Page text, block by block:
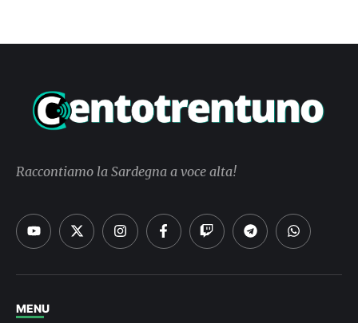
Raccontiamo la Sardegna a voce alta!
MENU